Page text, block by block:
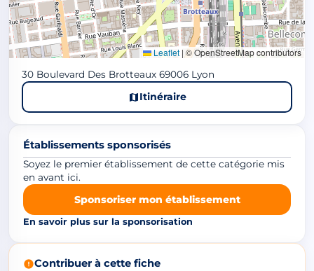
Leaflet |© OpenStreetMap contributors
30 Boulevard Des Brotteaux 69006 Lyon
Itinéraire
Établissements sponsorisés
Soyez le premier établissement de cette catégorie mis
en avant ici.
Sponsoriser mon établissement
En savoir plus sur la sponsorisation
Contribuer à cette fiche